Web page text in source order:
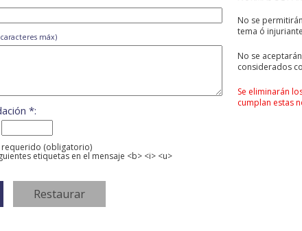
No se
tema ó
No se
considerados
Se eliminarán
cumplan estas
máx)
*:
(obligatorio)
etiquetas en el mensaje <b> <i> <u>